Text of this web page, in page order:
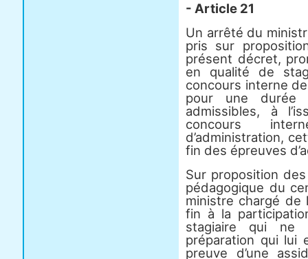
- Article 21
Un arrêté du
pris sur
présent décret,
en qualité de
concours interne de
pour une durée
admissibles, à
concours
d’administration,
fin des épreuves
Sur proposition
pédagogique du
ministre chargé
fin à la
stagiaire qui ne
préparation qui lui
preuve d’une